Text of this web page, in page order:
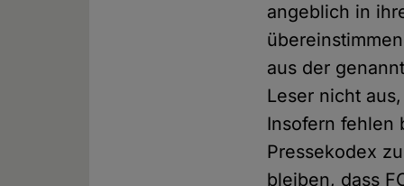
angeblich in
aus der
Leser nicht
Insofern fehlen
Pressekodex
bleiben, dass